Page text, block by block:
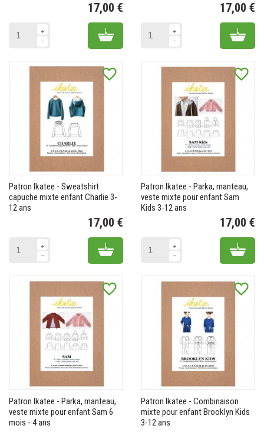
17,00 €
Add to cart
17,00 €
Add
favorite_border
Patron Ikatee - Sweatshirt
capuche mixte enfant Charlie 3-
12 ans
17,00 €
Add to cart
favorite_border
Patron Ikatee - Parka, manteau,
veste mixte pour enfant Sam
Kids 3-12 ans
17,00 €
Add
favorite_border
Patron Ikatee - Parka, manteau,
veste mixte pour enfant Sam 6
mois - 4 ans
favorite_border
Patron Ikatee - Combinaison
mixte pour enfant Brooklyn Kids
3-12 ans